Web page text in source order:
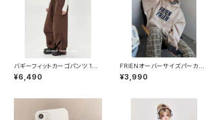
バギーフィットカーゴパンツ 101
3-240905014
¥6,490
FRIENオーバーサイズパーカー
1013-220829016
¥3,990